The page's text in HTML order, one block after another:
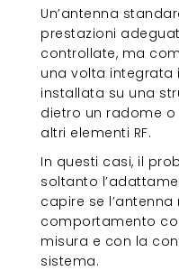
Un’antenna
prestazioni
controllate, ma
una volta integrata
installata su una
dietro un radome
altri elementi RF.
In questi casi, il
soltanto
capire se
comportamento
misura e con la
sistema.